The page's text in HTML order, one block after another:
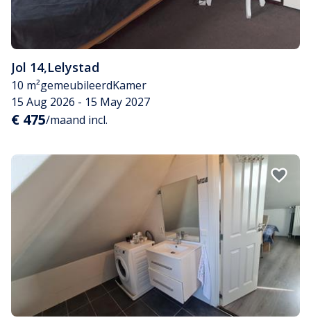
Jol 14,Lelystad
10 m²gemeubileerdKamer
15 Aug 2026 - 15 May 2027
€ 475/maand incl.